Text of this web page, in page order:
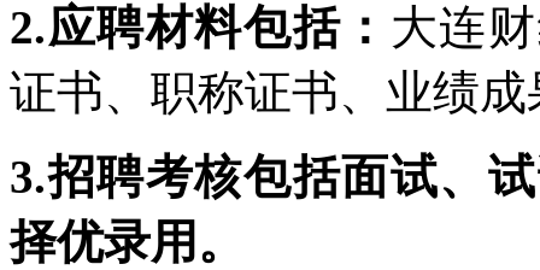
2.应聘材料包括： 大连
证书、职称证书、业绩
3.招聘考核包括面试、
择优录用。